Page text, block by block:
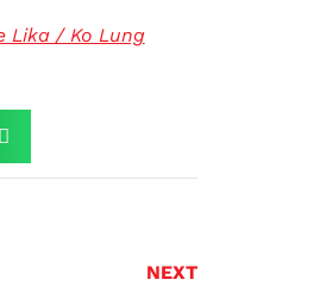
Lika / Ko Lung
NEXT